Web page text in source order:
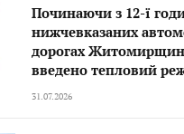
Починаючи з 12-ї
нижчевказаних
дорогах
введено тепловий
31.07.2026